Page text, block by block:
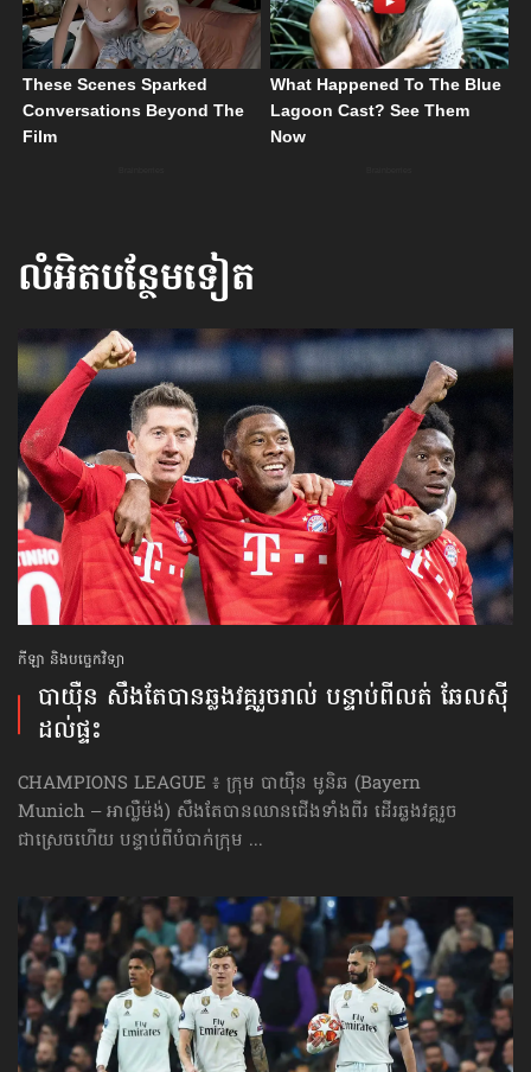
លំអិតបន្ថែមទៀត
កីឡា និងបច្ចេកវិទ្យា
បាយ៉ឺន សឹងតែ​បាន​ឆ្លងវគ្គ​រួចរាល់ បន្ទាប់ពី​​លត់ ឆែលស៊ី
ដល់ផ្ទះ
CHAMPIONS LEAGUE ៖ ក្រុម បាយ៉ឺន មូនិឆ (Bayern
Munich – អាល្លឺម៉ង់) សឹងតែបានឈានជើងទាំងពីរ ដើរឆ្លងវគ្គរួច
ជាស្រេចហើយ បន្ទាប់ពីបំបាក់ក្រុម ...